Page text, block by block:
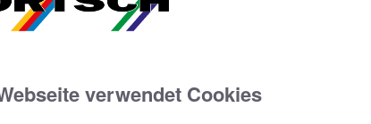
unverbindlichen Beratungstermin.
verwendet Cookies